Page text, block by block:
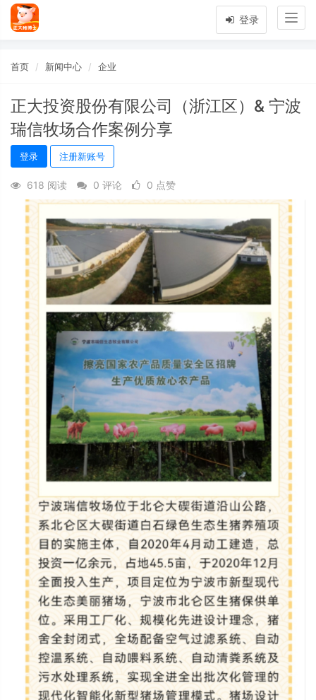
登录
首页 新闻中心 企业
正大投资股份有限公司（浙江区）& 宁波
瑞信牧场合作案例分享
登录 注册新账号
618 阅读 0 评论 0 点赞